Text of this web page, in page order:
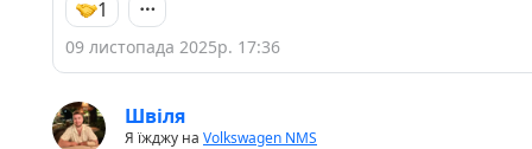
1
09 листопада 2025р. 17:36
Швіля
Я їжджу на Volkswagen NMS